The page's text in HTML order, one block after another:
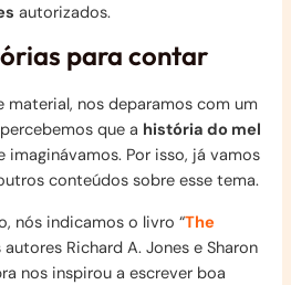
autorizados.
para contar
material, nos deparamos com um
que a história do mel
Por isso, já vamos
conteúdos sobre esse tema.
nós indicamos o livro “The
autores Richard A. Jones e Sharon
nos inspirou a escrever boa